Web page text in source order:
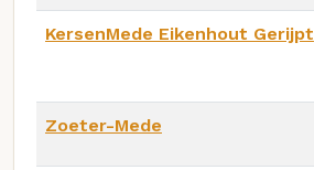
KersenMede Eikenhout Gerijpt
Zoeter-Mede